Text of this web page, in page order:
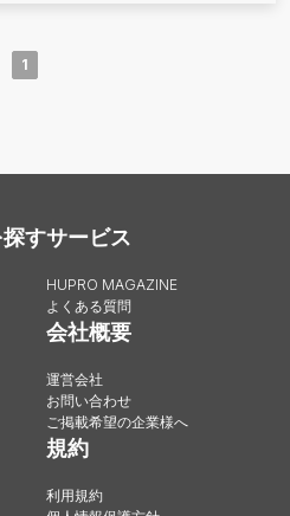
1
すサービス
HUPRO MAGAZINE
よくある質問
会社概要
運営会社
お問い合わせ
ご掲載希望の企業様へ
規約
利用規約